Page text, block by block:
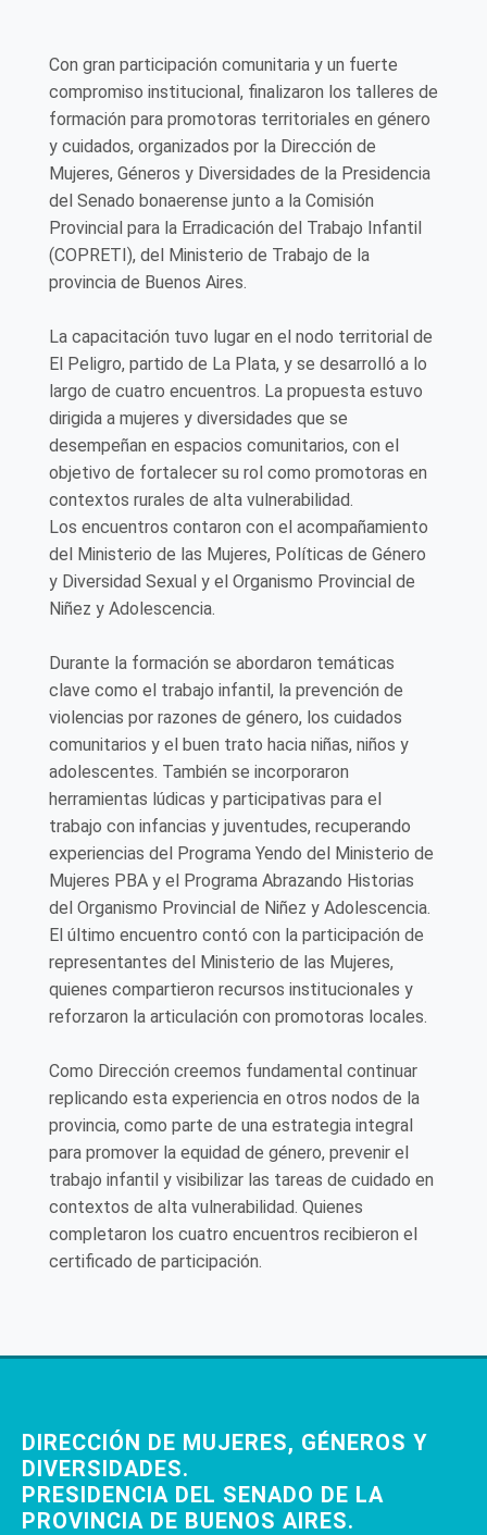
Con gran participación comunitaria y un fuerte
compromiso institucional, finalizaron los talleres de
formación para promotoras territoriales en género
y cuidados, organizados por la Dirección de
Mujeres, Géneros y Diversidades de la Presidencia
del Senado bonaerense junto a la Comisión
Provincial para la Erradicación del Trabajo Infantil
(COPRETI), del Ministerio de Trabajo de la
provincia de Buenos Aires.
La capacitación tuvo lugar en el nodo territorial de
El Peligro, partido de La Plata, y se desarrolló a lo
largo de cuatro encuentros. La propuesta estuvo
dirigida a mujeres y diversidades que se
desempeñan en espacios comunitarios, con el
objetivo de fortalecer su rol como promotoras en
contextos rurales de alta vulnerabilidad.
Los encuentros contaron con el acompañamiento
del Ministerio de las Mujeres, Políticas de Género
y Diversidad Sexual y el Organismo Provincial de
Niñez y Adolescencia.
Durante la formación se abordaron temáticas
clave como el trabajo infantil, la prevención de
violencias por razones de género, los cuidados
comunitarios y el buen trato hacia niñas, niños y
adolescentes. También se incorporaron
herramientas lúdicas y participativas para el
trabajo con infancias y juventudes, recuperando
experiencias del Programa Yendo del Ministerio de
Mujeres PBA y el Programa Abrazando Historias
del Organismo Provincial de Niñez y Adolescencia.
El último encuentro contó con la participación de
representantes del Ministerio de las Mujeres,
quienes compartieron recursos institucionales y
reforzaron la articulación con promotoras locales.
Como Dirección creemos fundamental continuar
replicando esta experiencia en otros nodos de la
provincia, como parte de una estrategia integral
para promover la equidad de género, prevenir el
trabajo infantil y visibilizar las tareas de cuidado en
contextos de alta vulnerabilidad. Quienes
completaron los cuatro encuentros recibieron el
certificado de participación.
DIRECCIÓN DE MUJERES, GÉNEROS Y
DIVERSIDADES.
PRESIDENCIA DEL SENADO DE LA
PROVINCIA DE BUENOS AIRES.